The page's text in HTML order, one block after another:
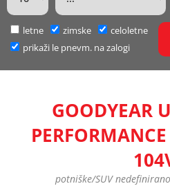
letne zimske
celoletne
prikaži le pnevm. na zalogi
GOODYEAR
potniške/SUV